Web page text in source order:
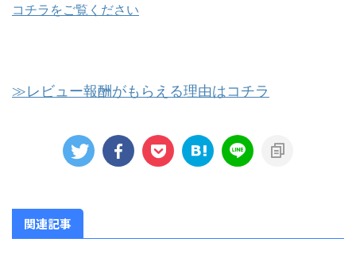
コチラをご覧ください
≫レビュー報酬がもらえる理由はコチラ
関連記事